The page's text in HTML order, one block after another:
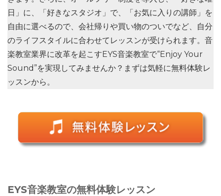
日 」に、「 好きなスタジオ 」で、「 お気に入りの講師 」を
自由に選べるので、会社帰りや買い物のついでなど、自分
のライフスタイルに合わせてレッスンが受けられます。音
楽教室業界に改革を起こすEYS音楽教室で“Enjoy Your
Sound”を実現してみませんか？まずは気軽に無料体験レ
ッスンから。
EYS音楽教室の無料体験レッスン